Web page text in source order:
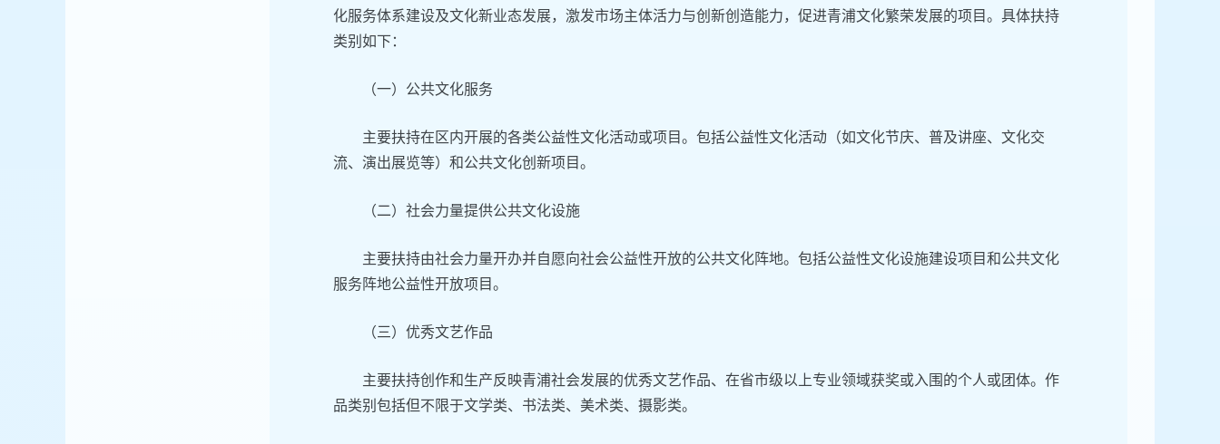
化服务体系建设及文化新业态发展，激发市场主体活力与创新创造能力，促进青浦文化繁荣发展的项目。具体扶持
类别如下：
（一）公共文化服务
主要扶持在区内开展的各类公益性文化活动或项目。包括公益性文化活动（如文化节庆、普及讲座、文化交
流、演出展览等）和公共文化创新项目。
（二）社会力量提供公共文化设施
主要扶持由社会力量开办并自愿向社会公益性开放的公共文化阵地。包括公益性文化设施建设项目和公共文化
服务阵地公益性开放项目。
（三）优秀文艺作品
主要扶持创作和生产反映青浦社会发展的优秀文艺作品、在省市级以上专业领域获奖或入围的个人或团体。作
品类别包括但不限于文学类、书法类、美术类、摄影类。